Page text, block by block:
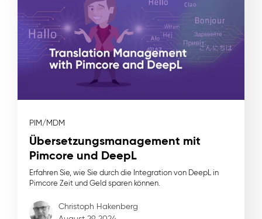
PIM/MDM
Übersetzungsmanagement mit
Pimcore und DeepL
Erfahren Sie, wie Sie durch die Integration von DeepL in
Pimcore Zeit und Geld sparen können.
Christoph Hakenberg